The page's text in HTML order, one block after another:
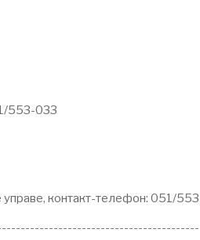
553-033
управе, контакт-телефон: 051/